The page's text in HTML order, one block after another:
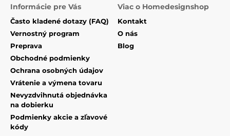
Informácie pre Vás
Často kladené dotazy (FAQ)
Vernostný program
Preprava
Obchodné podmienky
Ochrana osobných údajov
Vrátenie a výmena tovaru
Nevyzdvihnutá objednávka
na dobierku
Podmienky akcie a zľavové
kódy
Viac o Homedesignshop
Kontakt
O nás
Blog